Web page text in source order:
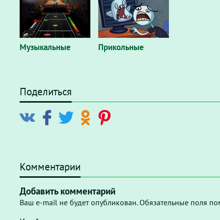
Музыкальные Прикольные
Поделиться
Комментарии
Добавить комментарий
Ваш e-mail не будет опубликован. Обязательные поля